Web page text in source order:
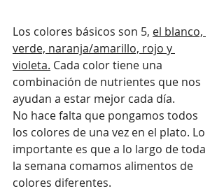
Los colores básicos son 5, el blanco,
verde, naranja/amarillo, rojo y
violeta. Cada color tiene una
combinación de nutrientes que nos
ayudan a estar mejor cada día.
No hace falta que pongamos todos
los colores de una vez en el plato. Lo
importante es que a lo largo de toda
la semana comamos alimentos de
colores diferentes.